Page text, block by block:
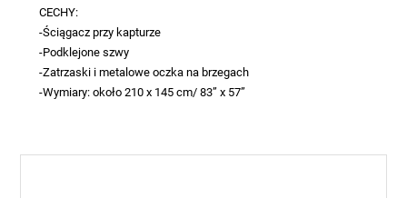
CECHY:
-Ściągacz przy kapturze
-Podklejone szwy
-Zatrzaski i metalowe oczka na brzegach
-Wymiary: około 210 x 145 cm/ 83” x 57”